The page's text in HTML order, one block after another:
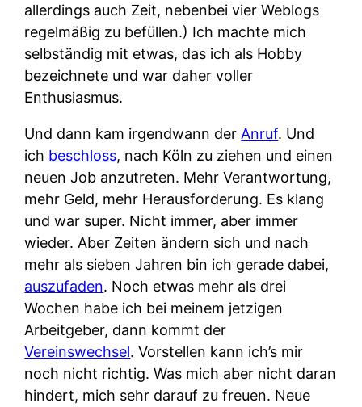
allerdings auch Zeit, nebenbei vier Weblogs
regelmäßig zu befüllen.) Ich machte mich
selbständig mit etwas, das ich als Hobby
bezeichnete und war daher voller
Enthusiasmus.
Und dann kam irgendwann der Anruf. Und
ich beschloss, nach Köln zu ziehen und einen
neuen Job anzutreten. Mehr Verantwortung,
mehr Geld, mehr Herausforderung. Es klang
und war super. Nicht immer, aber immer
wieder. Aber Zeiten ändern sich und nach
mehr als sieben Jahren bin ich gerade dabei,
auszufaden. Noch etwas mehr als drei
Wochen habe ich bei meinem jetzigen
Arbeitgeber, dann kommt der
Vereinswechsel. Vorstellen kann ich’s mir
noch nicht richtig. Was mich aber nicht daran
hindert, mich sehr darauf zu freuen. Neue